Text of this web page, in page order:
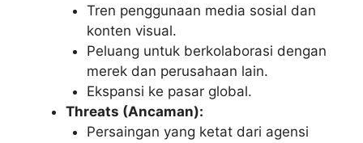
Tren penggunaan media sosial dan
konten visual.
Peluang untuk berkolaborasi dengan
merek dan perusahaan lain.
Ekspansi ke pasar global.
Threats (Ancaman):
Persaingan yang ketat dari agensi